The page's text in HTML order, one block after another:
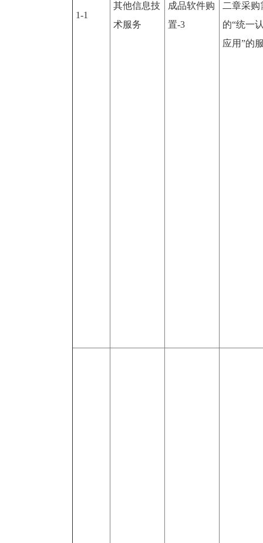
1-1
其他信息技
术服务
成品软件购
置-3
二章采购
的“统一
应用”的